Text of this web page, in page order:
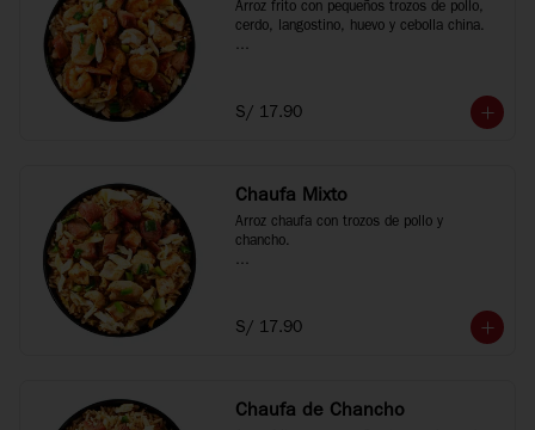
Arroz frito con pequeños trozos de pollo,
cerdo, langostino, huevo y cebolla china.
S/ 17.90
Chaufa Mixto
Arroz chaufa con trozos de pollo y
chancho.
S/ 17.90
Chaufa de Chancho